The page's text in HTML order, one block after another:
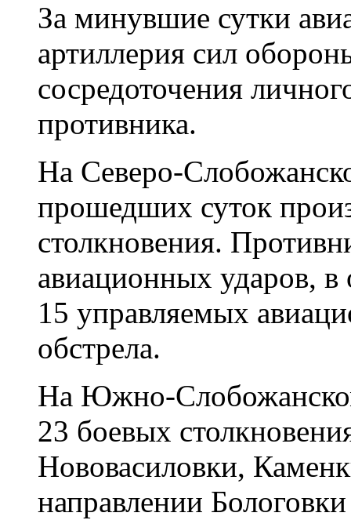
За минувшие сутки
артиллерия сил
сосредоточения
противника.
На Северо-
прошедших суток
столкновения.
авиационных ударов,
15 управляемых
обстрела.
На Южно-
23 боевых
Нововасиловки,
направлении